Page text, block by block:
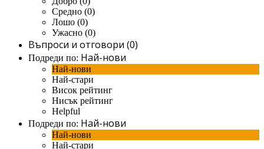
Средно (0)
Лошо (0)
Ужасно (0)
Въпроси и отговори (0)
Подреди по: Най-нови
Най-нови
Най-стари
Висок рейтинг
Нисък рейтинг
Helpful
Подреди по: Най-нови
Най-нови
Най-стари